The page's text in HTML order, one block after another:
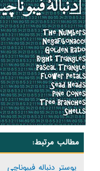
مطالب مرتبط:
پوستر دنباله فیبوناچی